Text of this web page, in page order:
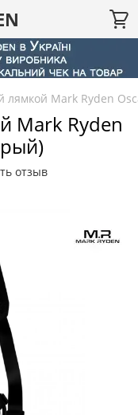
лямкой Mark Ryden
Mark Ryden
отзыв